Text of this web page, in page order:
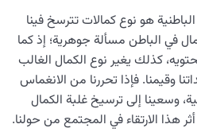
هو نوع كمالات تترسخ فينا
في الباطن مسألة جوهرية؛ إذ كما
كذلك يغير نوع الكمال الغالب
وقيمنا. فإذا تحررنا من الانغماس
وسعينا إلى ترسيخ غلبة الكمال
أثر هذا الارتقاء في المجتمع من حولنا.